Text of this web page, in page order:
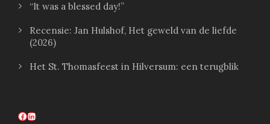
“It was a blessed day!”
Recensie: Jan Hulshof, Het geweld van de liefde
(2026)
Het St. Thomasfeest in Hilversum: een terugblik
Facebook LinkedIn